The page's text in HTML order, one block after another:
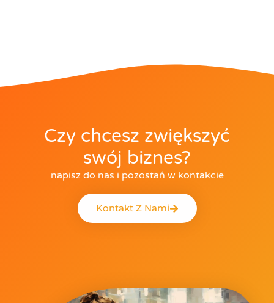
Czy chcesz zwiększyć
swój biznes?
napisz do nas i pozostań w kontakcie
Kontakt Z Nami